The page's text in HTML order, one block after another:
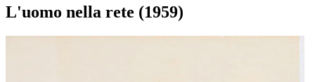
L'uomo nella rete (1959)